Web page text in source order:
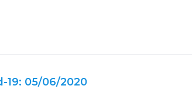
19: 05/06/2020